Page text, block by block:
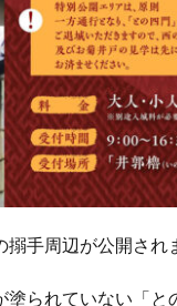
手周辺が公開され
られていない「と